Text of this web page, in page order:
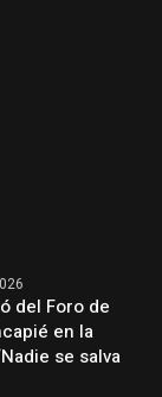
del Foro de
en la
se salva